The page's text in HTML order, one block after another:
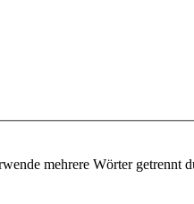
mehrere Wörter getrennt